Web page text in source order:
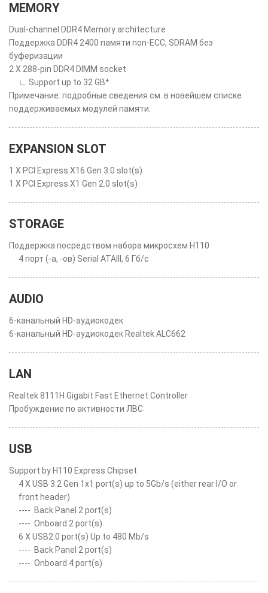
MEMORY
Dual-channel DDR4 Memory architecture
Поддержка DDR4 2400 памяти non-ECC, SDRAM без
буферизации
2 X 288-pin DDR4 DIMM socket
∟ Support up to 32 GB*
Примечание: подробные сведения см. в новейшем списке
поддерживаемых модулей памяти.
EXPANSION SLOT
1 X PCI Express X16 Gen 3.0 slot(s)
1 X PCI Express X1 Gen 2.0 slot(s)
STORAGE
Поддержка посредством набора микросхем H110
4 порт (-а, -ов) Serial ATAIII, 6 Гб/с
AUDIO
6-канальный HD-аудиокодек
6-канальный HD-аудиокодек Realtek ALC662
LAN
Realtek 8111H Gigabit Fast Ethernet Controller
Пробуждение по активности ЛВС
USB
Support by H110 Express Chipset
4 X USB 3.2 Gen 1x1 port(s) up to 5Gb/s (either rear I/O or
front header)
---- Back Panel 2 port(s)
---- Onboard 2 port(s)
6 X USB2.0 port(s) Up to 480 Mb/s
---- Back Panel 2 port(s)
---- Onboard 4 port(s)